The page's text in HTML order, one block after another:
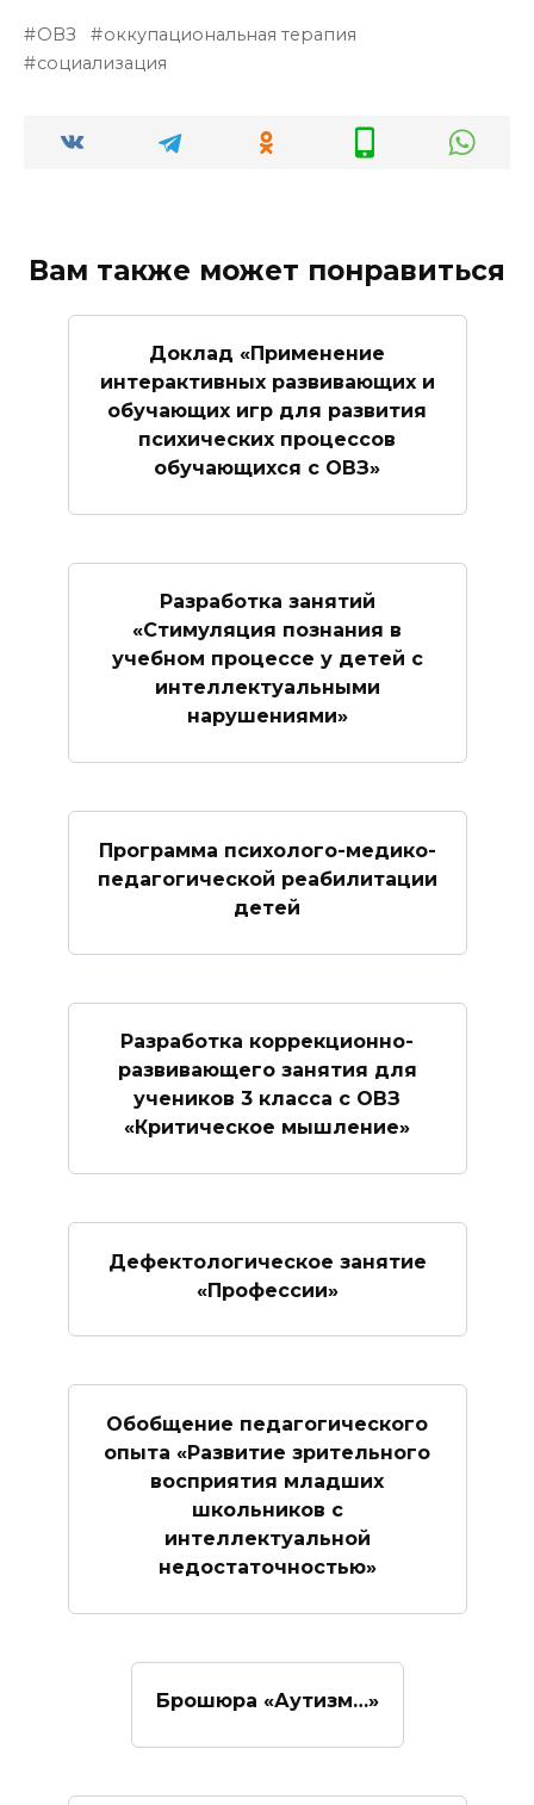
ОВЗ
оккупациональная терапия
социализация
Вам также может понравиться
Доклад «Применение
интерактивных развивающих и
обучающих игр для развития
психических процессов
обучающихся с ОВЗ»
Разработка занятий
«Стимуляция познания в
учебном процессе у детей с
интеллектуальными
нарушениями»
Программа психолого-медико-
педагогической реабилитации
детей
Разработка коррекционно-
развивающего занятия для
учеников 3 класса с ОВЗ
«Критическое мышление»
Дефектологическое занятие
«Профессии»
Обобщение педагогического
опыта «Развитие зрительного
восприятия младших
школьников с
интеллектуальной
недостаточностью»
Брошюра «Аутизм…»